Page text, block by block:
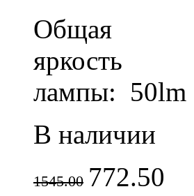
Общая
яркость
лампы: 50lm
В наличии
1545.00 772.50